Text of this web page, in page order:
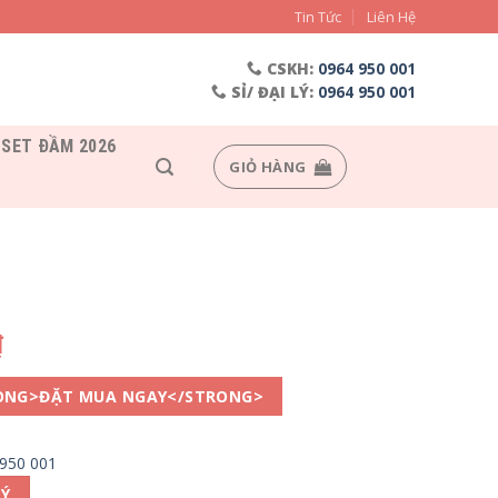
Tin Tức Liên Hệ
CSKH: 0964 950 001
SỈ/ ĐẠI LÝ: 0964 950 001
SET ĐẦM 2026
GIỎ HÀNG
MUA NGAY</STRONG>
001